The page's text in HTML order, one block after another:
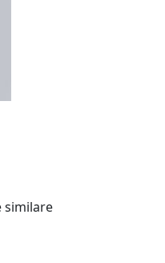
similare